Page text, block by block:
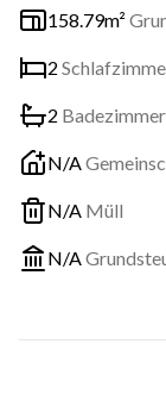
158.79m²
2
2 Badezimmer
N/A
N/A Müll
N/A